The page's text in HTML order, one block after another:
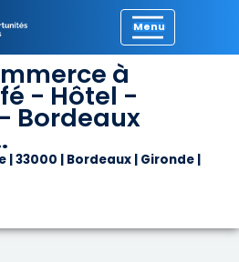
à
- Hôtel -
Bordeaux
33000 | Bordeaux | Gironde |